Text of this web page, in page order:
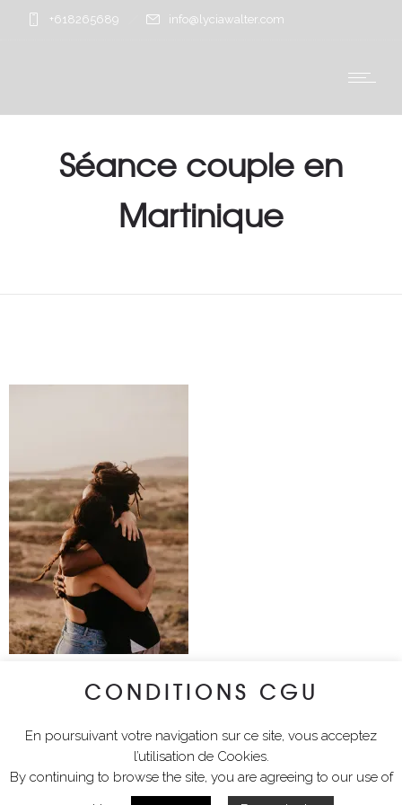
+618265689 info@lyciawalter.com
Séance couple en
Martinique
lyciawalterimages
CONDITIONS CGU
En poursuivant votre navigation sur ce site, vous acceptez
l’utilisation de Cookies.
By continuing to browse the site, you are agreeing to our use of